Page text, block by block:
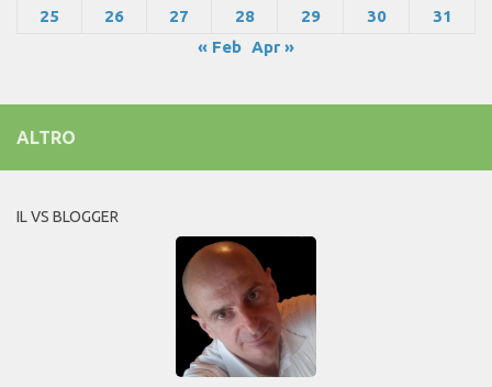
25
26 27 28 29 30
31
« Feb Apr »
ALTRO
IL VS BLOGGER